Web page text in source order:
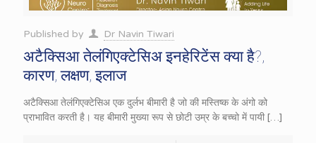
Published by Dr Navin Tiwari
अटैक्सिआ तेलंगिएक्टेसिअ इनहेरिटेंस क्या है?,
कारण, लक्षण, इलाज
अटैक्सिआ तेलंगिएक्टेसिअ एक दुर्लभ बीमारी है जो की मस्तिष्क के अंगो को
प्राभावित करती है। यह बीमारी मुख्या रूप से छोटी उम्र के बच्चो में पायी […]